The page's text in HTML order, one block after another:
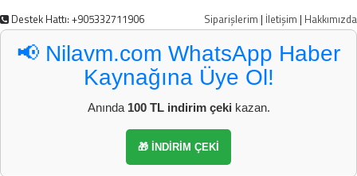
Destek Hattı: +905332711906 Siparişlerim | İletişim | Hakkımızda
📢 Nilavm.com WhatsApp Haber
Kaynağına Üye Ol!
Anında 100 TL indirim çeki kazan.
🎁 İNDİRİM ÇEKİ